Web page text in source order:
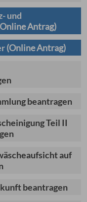
und
Antrag)
(Online Antrag)
beantragen
Teil II
auf
beantragen